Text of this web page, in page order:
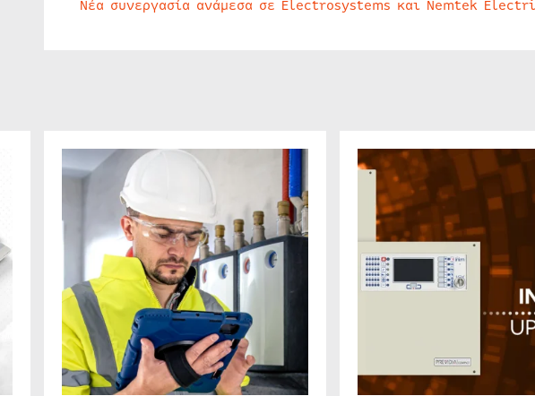
Νέα συνεργασία ανάμεσα σε Electrosystems και Nemtek